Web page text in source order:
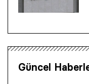
Güncel